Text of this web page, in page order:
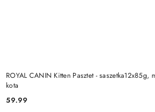
ROYAL CANIN Kitten Pasztet - saszetka12x85g,
kota
Cena:
59.99